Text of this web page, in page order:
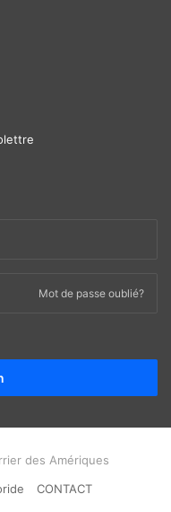
Mot de passe oublié?
des Amériques
CONTACT